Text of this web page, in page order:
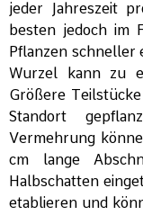
jeder Jahreszeit
besten jedoch im
Pflanzen schneller
Wurzel kann zu
Größere
Standort
Vermehrung
cm lange
Halbschatten
etablieren und